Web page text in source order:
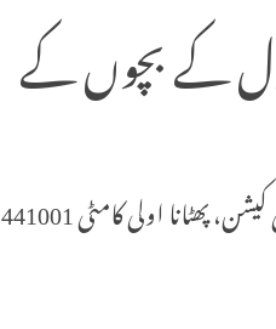
کے بچوں کے